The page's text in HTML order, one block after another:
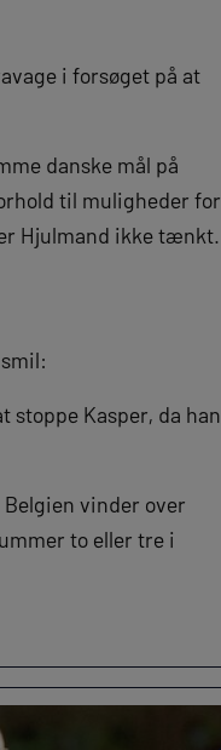
i forsøget på at
danske mål på
til muligheder for
Hjulmand ikke tænkt.
stoppe Kasper, da han
Belgien vinder over
to eller tre i